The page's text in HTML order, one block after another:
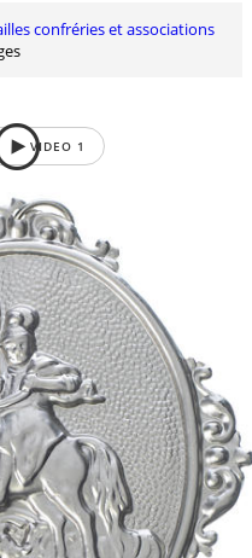
confréries et associations
VIDEO 1